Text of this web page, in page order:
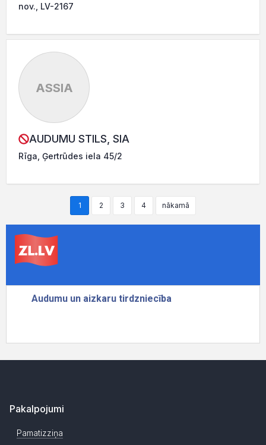
nov., LV-2167
ASSIA
AUDUMU STILS, SIA
Rīga, Ģertrūdes iela 45/2
1 2 3 4 nākamā
Pakalpojumi
Pamatizziņa